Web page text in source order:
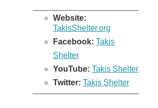
Website:
TakisShelter.org
Facebook: Takis
Shelter
YouTube: Takis Shelter
Twitter: Takis Shelter